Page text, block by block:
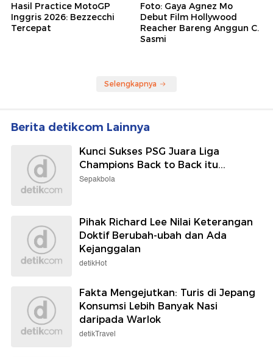
Hasil Practice MotoGP
Inggris 2026: Bezzecchi
Tercepat
Foto: Gaya Agnez Mo
Debut Film Hollywood
Reacher Bareng Anggun C.
Sasmi
Selengkapnya
Berita detikcom Lainnya
Kunci Sukses PSG Juara Liga
Champions Back to Back itu...
Sepakbola
Pihak Richard Lee Nilai Keterangan
Doktif Berubah-ubah dan Ada
Kejanggalan
detikHot
Fakta Mengejutkan: Turis di Jepang
Konsumsi Lebih Banyak Nasi
daripada Warlok
detikTravel